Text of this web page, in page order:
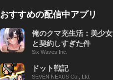
おすすめの配信中アプリ
俺のクマ充生活：美少女
と契約しすぎた件
Six Waves Inc.
ドット戦記
SEVEN NEXUS Co., Ltd.